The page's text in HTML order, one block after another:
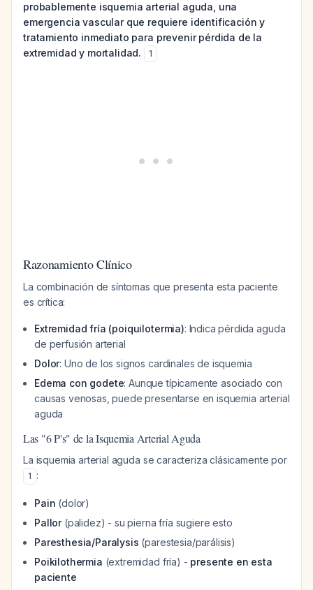
probablemente isquemia arterial aguda, una
emergencia vascular que requiere identificación y
tratamiento inmediato para prevenir pérdida de la
extremidad y mortalidad.
1
Razonamiento Clínico
La combinación de síntomas que presenta esta paciente
es crítica:
Extremidad fría (poiquilotermia): Indica pérdida aguda
de perfusión arterial
Dolor: Uno de los signos cardinales de isquemia
Edema con godete: Aunque típicamente asociado con
causas venosas, puede presentarse en isquemia arterial
aguda
Las "6 P's" de la Isquemia Arterial Aguda
La isquemia arterial aguda se caracteriza clásicamente por
1 :
Pain (dolor)
Pallor(palidez) - su pierna fría sugiere esto
Paresthesia/Paralysis (parestesia/parálisis)
Poikilothermia (extremidad fría) - presente en esta
paciente